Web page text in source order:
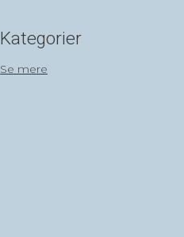
Kategorier
Se mere